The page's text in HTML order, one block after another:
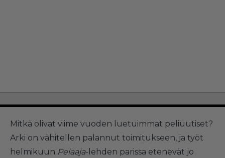
Mitkä olivat viime vuoden luetuimmat peliuutiset?
Arki on vähitellen palannut toimitukseen, ja työt
helmikuun Pelaaja-lehden parissa etenevät jo